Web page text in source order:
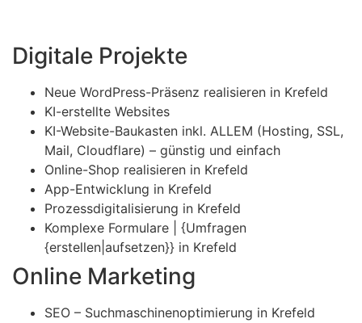
Digitale Projekte
Neue WordPress-Präsenz realisieren in Krefeld
KI-erstellte Websites
KI-Website-Baukasten inkl. ALLEM (Hosting, SSL,
Mail, Cloudflare) – günstig und einfach
Online-Shop realisieren in Krefeld
App-Entwicklung in Krefeld
Prozessdigitalisierung in Krefeld
Komplexe Formulare | {Umfragen
{erstellen|aufsetzen}} in Krefeld
Online Marketing
SEO – Suchmaschinenoptimierung in Krefeld